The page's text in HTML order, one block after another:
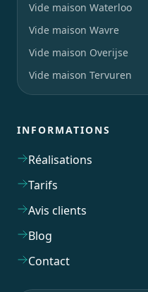
Vide maison Waterloo
Vide maison Wavre
Vide maison Overijse
Vide maison Tervuren
INFORMATIONS
Réalisations
Tarifs
Avis clients
Blog
Contact